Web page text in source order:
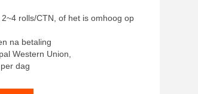
rolls/CTN, of het is omhoog op
na betaling
Western Union,
dag